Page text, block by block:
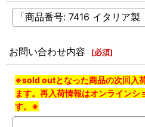
お問い合わせ内容 [必須]
※sold outとなった商品の次回入
ます。再入荷情報はオンラインシ
す。※